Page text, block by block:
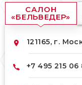
САЛОН
«БЕЛЬВЕДЕР»
121165, г.
+7 495 215 06